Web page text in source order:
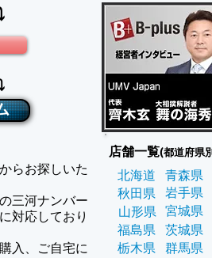
らお探しいた
三河ナンバー
対応しており
入、ご自宅に
店舗一覧(都道府県
北海道
秋田県
山形県
福島県
栃木県
岩手県
青森県
宮城県
茨城県
群馬県